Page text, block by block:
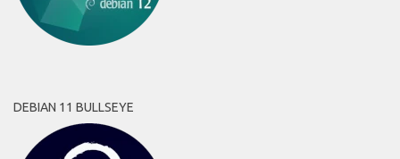
DEBIAN 11 BULLSEYE